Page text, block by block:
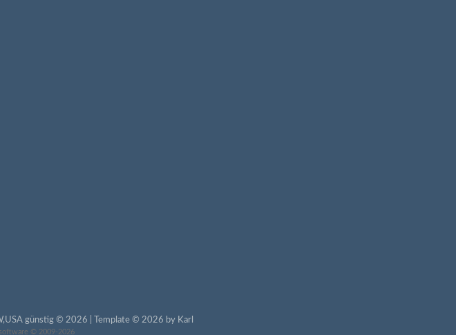
günstig © 2026 | Template © 2026 by Karl
© 2009-2026